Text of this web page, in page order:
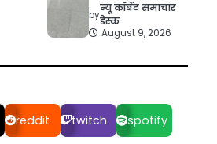
by
न्यू कॉर्बेट समाचार
डेस्क
August 9, 2026
reddit twitch spotify